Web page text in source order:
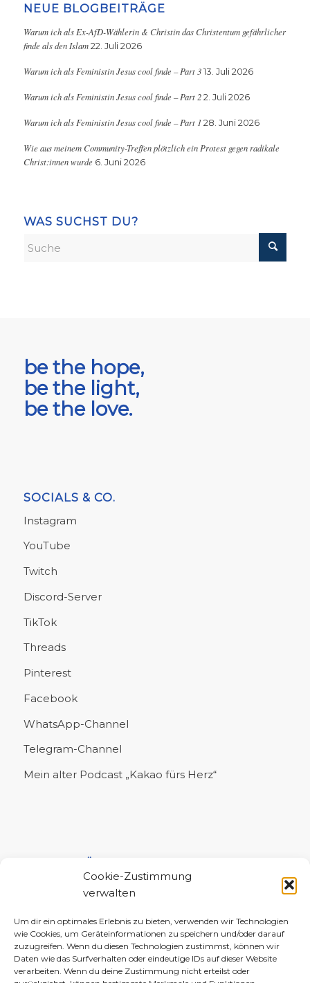
Cookie-Zustimmung
verwalten
Um dir ein optimales Erlebnis zu bieten, verwenden wir Technologien
wie Cookies, um Geräteinformationen zu speichern und/oder darauf
zuzugreifen. Wenn du diesen Technologien zustimmst, können wir
Daten wie das Surfverhalten oder eindeutige IDs auf dieser Website
verarbeiten. Wenn du deine Zustimmung nicht erteilst oder
NEUE BLOGBEITRÄGE
Warum ich als Ex-AfD-Wählerin & Christin das Christentum gefährlicher
finde als den Islam 22. Juli 2026
Warum ich als Feministin Jesus cool finde – Part 3 13. Juli 2026
Warum ich als Feministin Jesus cool finde – Part 2 2. Juli 2026
Warum ich als Feministin Jesus cool finde – Part 1 28. Juni 2026
Wie aus meinem Community-Treffen plötzlich ein Protest gegen radikale
Christ:innen wurde 6. Juni 2026
WAS SUCHST DU?
be the hope,
be the light,
be the love.
SOCIALS & CO.
Instagram
YouTube
Twitch
Discord-Server
TikTok
Threads
Pinterest
Facebook
WhatsApp-Channel
Telegram-Channel
Mein alter Podcast „Kakao fürs Herz“